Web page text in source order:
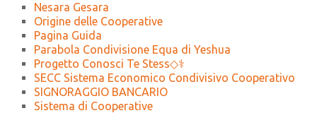
Nesara Gesara
Origine delle Cooperative
Pagina Guida
Parabola Condivisione Equa di Yeshua
Progetto Conosci Te Stess◇⚕️
SECC Sistema Economico Condivisivo Cooperativo
SIGNORAGGIO BANCARIO
Sistema di Cooperative